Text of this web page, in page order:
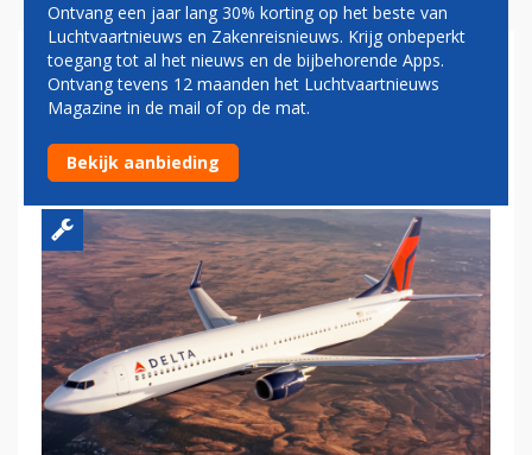
DELTA WIL MET AANPASSING
AAN ACHTERZIJDE BOEING
737’S ZUINIGER VLIEGEN
Ontvang een jaar lang 30% korting op het beste van
Luchtvaartnieuws en Zakenreisnieuws. Krijg onbeperkt
toegang tot al het nieuws en de bijbehorende Apps.
Ontvang tevens 12 maanden het Luchtvaartnieuws
Magazine in de mail of op de mat.
Bekijk aanbieding